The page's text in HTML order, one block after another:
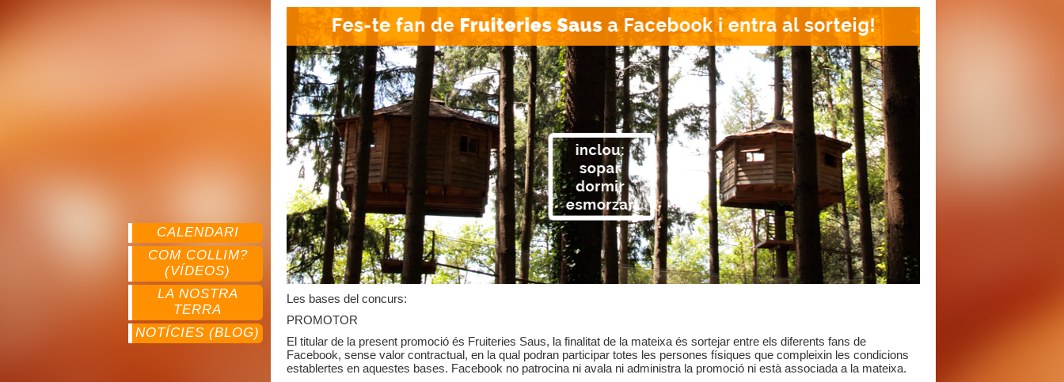
CALENDARI
COM COLLIM?
(VÍDEOS)
LA NOSTRA
TERRA
NOTÍCIES (BLOG)
Les bases del concurs:
PROMOTOR
El titular de la present promoció és Fruiteries Saus, la finalitat de la mateixa és sortejar entre els diferents fans de
Facebook, sense valor contractual, en la qual podran participar totes les persones físiques que compleixin les condicions
establertes en aquestes bases. Facebook no patrocina ni avala ni administra la promoció ni està associada a la mateixa.